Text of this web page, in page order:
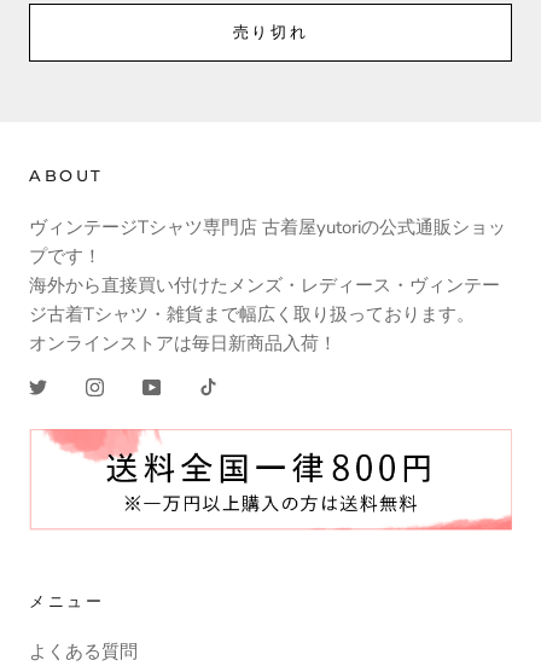
売り切れ
ABOUT
ヴィンテージTシャツ専門店 古着屋yutoriの公式通販ショッ
プです！
海外から直接買い付けたメンズ・レディース・ヴィンテー
ジ古着Tシャツ・雑貨まで幅広く取り扱っております。
オンラインストアは毎日新商品入荷！
メニュー
よくある質問